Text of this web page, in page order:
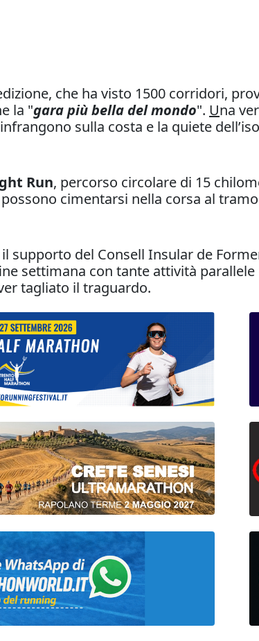
che ha visto 1500 corridori,
la "gara più bella del mondo". Una
sulla costa e la quiete
Run, percorso circolare di 15
cimentarsi nella corsa al
supporto del Consell Insular de
settimana con tante attività
tagliato il traguardo.